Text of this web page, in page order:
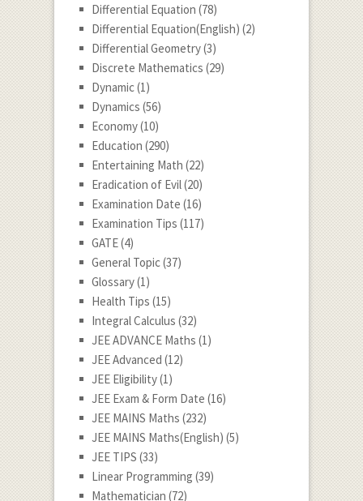
Differential Equation (78)
Differential Equation(English) (2)
Differential Geometry(3)
Discrete Mathematics (29)
Dynamic(1)
Dynamics (56)
Economy(10)
Education (290)
Entertaining Math (22)
Eradication of Evil(20)
Examination Date (16)
Examination Tips (117)
GATE(4)
General Topic(37)
Glossary(1)
Health Tips (15)
Integral Calculus (32)
JEE ADVANCE Maths (1)
JEE Advanced (12)
JEE Eligibility(1)
JEE Exam & Form Date (16)
JEE MAINS Maths (232)
JEE MAINS Maths(English) (5)
JEE TIPS (33)
Linear Programming (39)
Mathematician (72)